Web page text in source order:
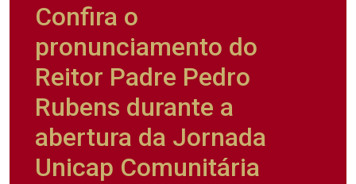
Confira o
pronunciamento do
Reitor Padre Pedro
Rubens durante a
abertura da Jornada
Unicap Comunitária